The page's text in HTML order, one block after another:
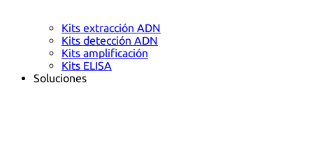
Kits extracción ADN
Kits detección ADN
Kits amplificación
Kits ELISA
Soluciones